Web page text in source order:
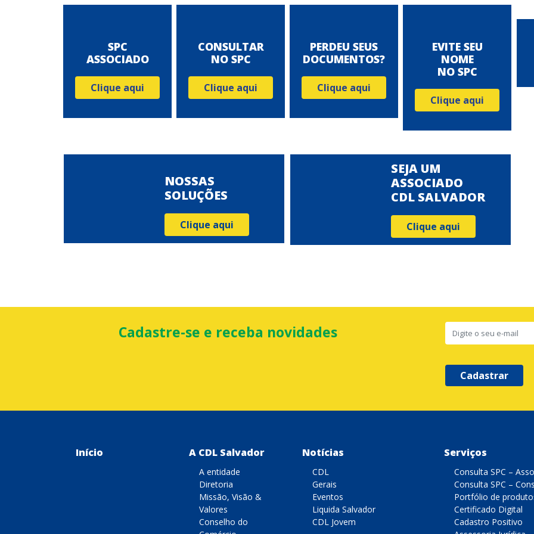
SPC
ASSOCIADO
Clique aqui
CONSULTAR
NO SPC
Clique aqui
PERDEU SEUS
DOCUMENTOS?
Clique aqui
EVITE SEU
NOME
NO SPC
Clique aqui
NOSSAS
SOLUÇÕES
Clique aqui
SEJA UM
ASSOCIADO
CDL SALVADOR
Clique aqui
Cadastre-se e receba novidades
Cadastrar
Início A CDL Salvador
A entidade
Diretoria
Missão, Visão &
Valores
Conselho do
Notícias
CDL
Gerais
Eventos
Liquida Salvador
CDL Jovem
Serviços
Consulta SPC –
Consulta SPC –
Portfólio de
Certificado Digital
Cadastro Positivo